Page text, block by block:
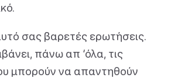
σας βαρετές ερωτήσεις.
πάνω απ ‘όλα, τις
μπορούν να απαντηθούν